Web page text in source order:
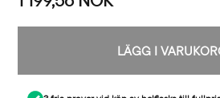
LÄGG I